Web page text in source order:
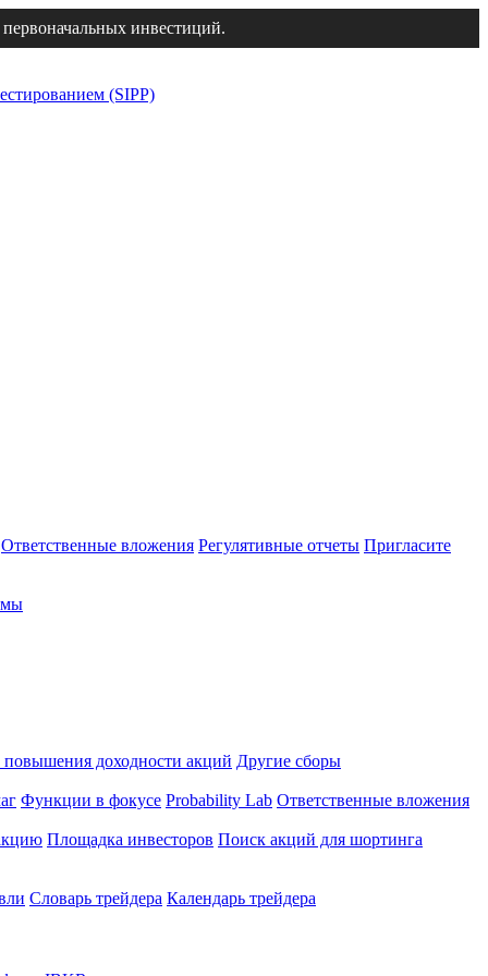
инвестиций.
(SIPP)
Ответственные вложения Регулятивные отчеты Пригласите
доходности акций Другие сборы
Функции в фокусе Probability Lab Ответственные вложения
Площадка инвесторов Поиск акций для шортинга
Словарь трейдера Календарь трейдера